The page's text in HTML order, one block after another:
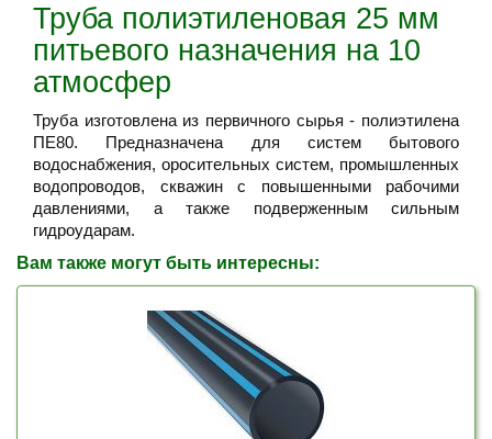
Труба полиэтиленовая 25 мм
питьевого назначения на 10
атмосфер
Труба изготовлена из первичного сырья - полиэтилена
ПЕ80. Предназначена для систем бытового
водоснабжения, оросительных систем, промышленных
водопроводов, скважин с повышенными рабочими
давлениями, а также подверженным сильным
гидроударам.
Вам также могут быть интересны: